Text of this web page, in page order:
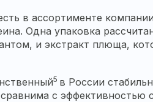
в ассортименте
Одна упаковка
и экстракт плюща,
5 в России
с